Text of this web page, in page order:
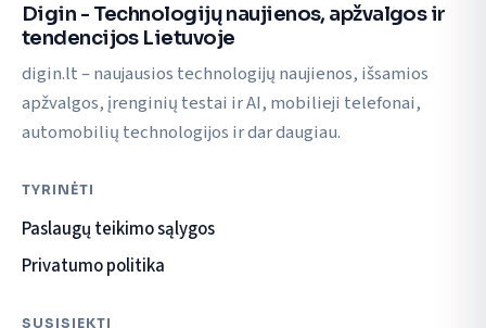
Digin - Technologijų naujienos, apžvalgos ir
tendencijos Lietuvoje
digin.lt – naujausios technologijų naujienos, išsamios
apžvalgos, įrenginių testai ir AI, mobilieji telefonai,
automobilių technologijos ir dar daugiau.
TYRINĖTI
Paslaugų teikimo sąlygos
Privatumo politika
SUSISIEKTI